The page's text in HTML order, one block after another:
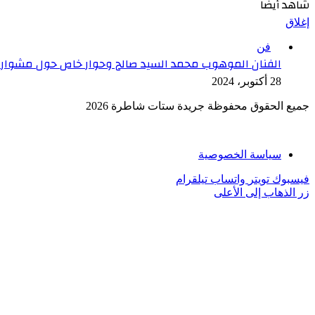
شاهد أيضاً
إغلاق
فن
الفنان الموهوب محمد السيد صالح وحوار خاص حول
28 أكتوبر، 2024
جميع الحقوق محفوظة جريدة ستات شاطرة 2026
سياسة الخصوصية
فيسبوك تويتر واتساب تيلقرام
زر الذهاب إلى الأعلى